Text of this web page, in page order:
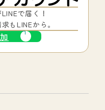
で届く！
もLINEから。